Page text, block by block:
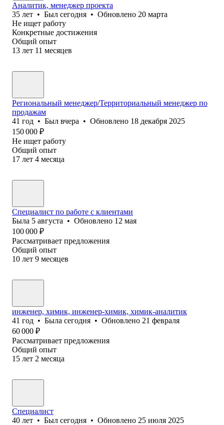
Аналитик, менеджер проекта
35 лет • Был сегодня • Обновлено 20 марта
Не ищет работу
Конкретные достижения
Общий опыт
13 лет 11 месяцев
Региональный менеджер/Территориальный менеджер по
продажам
41 год • Был вчера • Обновлено 18 декабря 2025
150 000 ₽
Не ищет работу
Общий опыт
17 лет 4 месяца
Специалист по работе с клиентами
Была 5 августа • Обновлено 12 мая
100 000 ₽
Рассматривает предложения
Общий опыт
10 лет 9 месяцев
инженер, химик, инженер-химик, химик-аналитик
41 год • Была сегодня • Обновлено 21 февраля
60 000 ₽
Рассматривает предложения
Общий опыт
15 лет 2 месяца
Специалист
40 лет • Был сегодня • Обновлено 25 июля 2025